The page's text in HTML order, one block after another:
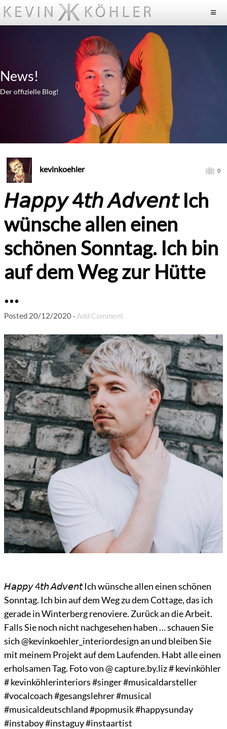
News!
Der offizielle Blog!
kevinkoehler 0
𝘏𝘢𝘱𝘱𝘺 4𝘵𝘩 𝘈𝘥𝘷𝘦𝘯𝘵 Ich
wünsche allen einen
schönen Sonntag. Ich bin
auf dem Weg zur Hütte
…
Posted 20/12/2020 · Add Comment
𝘏𝘢𝘱𝘱𝘺 4𝘵𝘩 𝘈𝘥𝘷𝘦𝘯𝘵 Ich wünsche allen einen schönen
Sonntag. Ich bin auf dem Weg zu dem Cottage, das ich
gerade in Winterberg renoviere. Zurück an die Arbeit.
Falls Sie noch nicht nachgesehen haben … schauen Sie
sich @kevinkoehler_interiordesign an und bleiben Sie
mit meinem Projekt auf dem Laufenden. Habt alle einen
erholsamen Tag. Foto von @ capture.by.liz # kevinköhler
# kevinköhlerinteriors #singer #musicaldarsteller
#vocalcoach #gesangslehrer #musical
#musicaldeutschland #popmusik #happysunday
#instaboy #instaguy #instaartist